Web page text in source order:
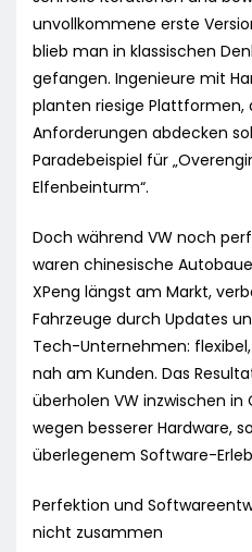
unvollkommene erste
blieb man in klassischen
gefangen. Ingenieure mit
planten riesige Plattformen,
Anforderungen abdecken
Paradebeispiel für
Elfenbeinturm“.
Doch während VW noch
waren chinesische
XPeng längst am Markt,
Fahrzeuge durch Updates
Tech-Unternehmen:
nah am Kunden. Das
überholen VW inzwischen in
wegen besserer Hardware,
überlegenem Software-
Perfektion und
nicht zusammen